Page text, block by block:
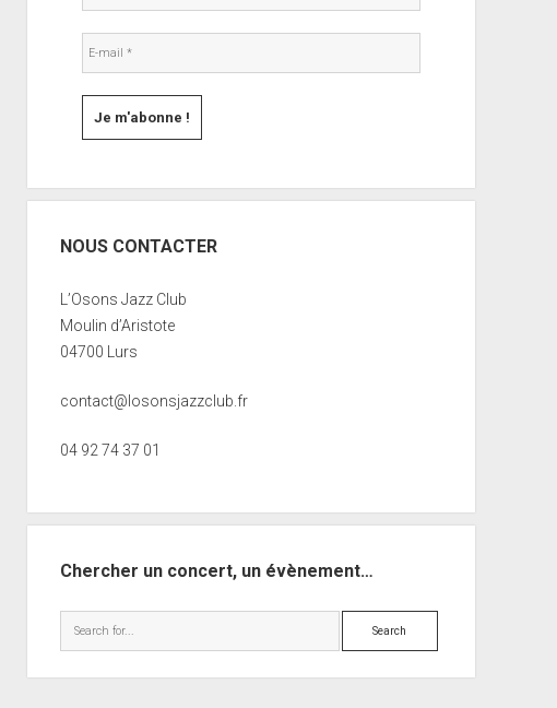
NOUS CONTACTER
L’Osons Jazz Club
Moulin d’Aristote
04700 Lurs
contact@losonsjazzclub.fr
04 92 74 37 01
Chercher un concert, un évènement…
Search